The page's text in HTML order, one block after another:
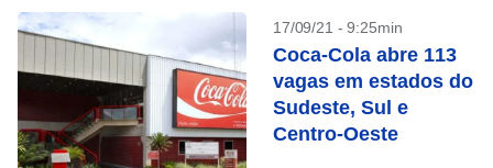
17/09/21 - 9:25min
Coca-Cola abre 113
vagas em estados do
Sudeste, Sul e
Centro-Oeste